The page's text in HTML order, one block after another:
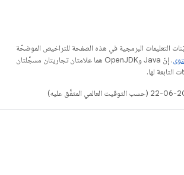
التعليمات البرمجية في هذه الصفحة للتراخيص الموضحّة
. إنّ Java وOpenJDK هما علامتان تجاريتان مسجَّلتان